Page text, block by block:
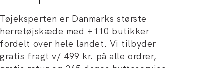
Tøjeksperten er Danmarks største
herretøjskæde med +110 butikker
fordelt over hele landet. Vi tilbyder
gratis fragt v/ 499 kr. på alle ordrer,